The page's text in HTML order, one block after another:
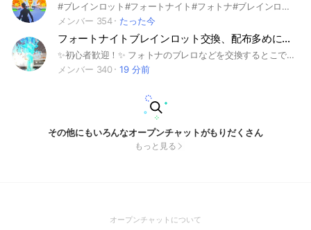
#ブレインロット#フォートナイト#フォトナ#ブレインロッド#フォトナブレインロット#フォートナイトブレインロット#配布#フォートナイトブレインロッド#STEAL THE BRAINROT#ロブロックス#ロブロ#ロブロックスブレインロット#ロブロブレインロット
メンバー 354
たった今
フォートナイトブレインロット交換、配布多めにする
✨初心者歓迎！✨ フォトナのブレロなどを交換するとこです 仲良く雑談とかもしたいからみんな来て！ #フォートナイト#ブレインロット#フォートナイトブレインロット#交換#フォトナ#ブレロ#スティール#ゴーアップ#ファイト
メンバー 340
19 分前
その他にもいろんなオープンチャットがもりだくさん
もっと見る
オープンチャットについて